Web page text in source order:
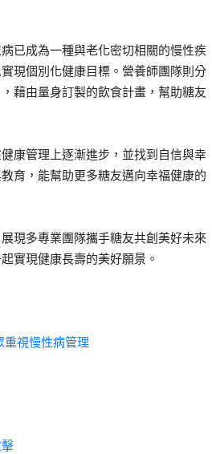
已成為一種與老化密切相關的慢性疾
現個別化健康目標。營養師團隊則分
藉由量身訂製的飲食計畫，幫助糖友
康管理上逐漸進步，並找到自信與幸
育，能幫助更多糖友邁向幸福健康的
現多專業團隊攜手糖友共創美好未來
實現健康長壽的美好願景。
視慢性病管理